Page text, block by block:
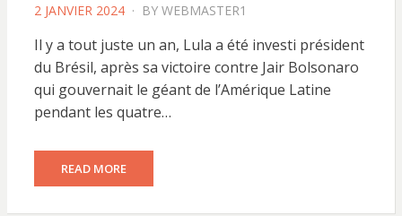
POSTED
2 JANVIER 2024 BY WEBMASTER1
Il y a tout juste un an, Lula a été investi président
du Brésil, après sa victoire contre Jair Bolsonaro
qui gouvernait le géant de l’Amérique Latine
pendant les quatre…
READ MORE